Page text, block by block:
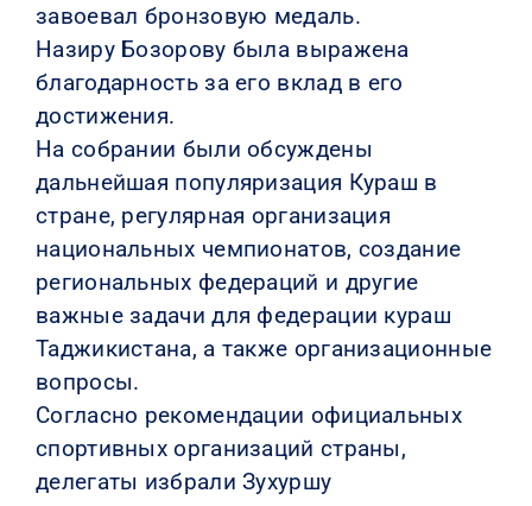
завоевал бронзовую медаль.
Назиру Бозорову была выражена
благодарность за его вклад в его
достижения.
На собрании были обсуждены
дальнейшая популяризация Кураш в
стране, регулярная организация
национальных чемпионатов, создание
региональных федераций и другие
важные задачи для федерации кураш
Таджикистана, а также организационные
вопросы.
Согласно рекомендации официальных
спортивных организаций страны,
делегаты избрали Зухуршу